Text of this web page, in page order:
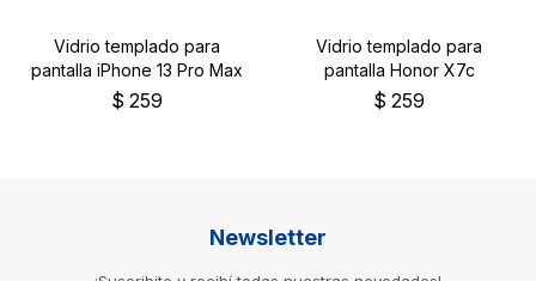
Vidrio templado para
pantalla iPhone 13 Pro Max
$ 259
Vidrio templado para
pantalla Honor X7c
$ 259
Newsletter